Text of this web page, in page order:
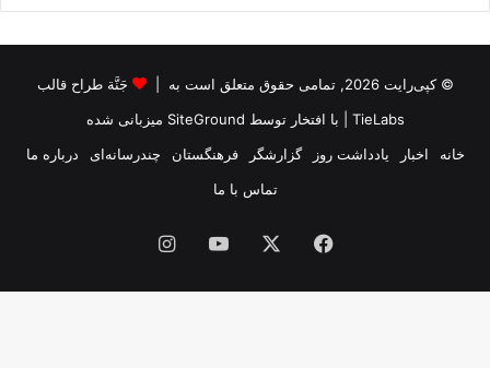
© کپی‌رایت 2026, تمامی حقوق متعلق است به |
جَنَّة طراح قالب
TieLabs | با افتخار توسط SiteGround میزبانی شده
خانه
اخبار یادداشت روز گزارشگر فرهنگستان چندرسانه‌ای
درباره ما
تماس با ما
فیس
بوک
یوتیوب